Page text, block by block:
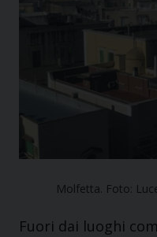
Molfetta. Foto:
Fuori dai luoghi